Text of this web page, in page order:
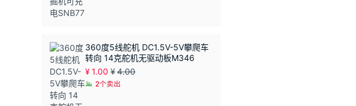
360度5线舵机 DC1.5V-5V攀爬车
转向 14克舵机无驱动板M346
¥1.00 ¥4.00
2个卖出